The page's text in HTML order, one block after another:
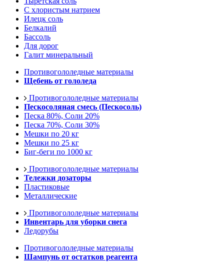
С хлористым натрием
Илецк соль
Белкалий
Бассоль
Для дорог
Галит минеральный
Противогололедные материалы
Щебень от гололеда
Противогололедные материалы
Пескосоляная смесь (Пескосоль)
Песка 80%, Соли 20%
Песка 70%, Соли 30%
Мешки по 20 кг
Мешки по 25 кг
Биг-беги по 1000 кг
Противогололедные материалы
Тележки дозаторы
Пластиковые
Металлические
Противогололедные материалы
Инвентарь для уборки снега
Ледорубы
Противогололедные материалы
Шампунь от остатков реагента